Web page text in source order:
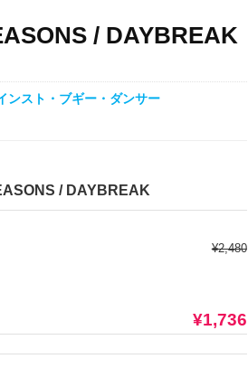
/ DAYBREAK
ンスト・ブギー・ダンサー
/ DAYBREAK
¥2,480
¥1,736